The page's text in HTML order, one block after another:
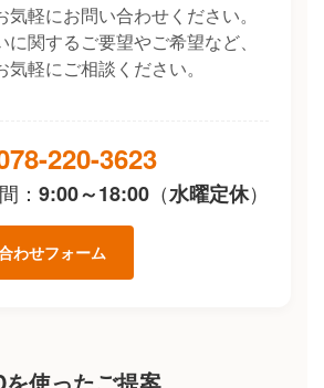
気軽にお問い合わせください。
に関するご要望やご希望など、
気軽にご相談ください。
220-3623
： 9:00～18:00 （水曜定休）
わせフォーム
を使ったご提案